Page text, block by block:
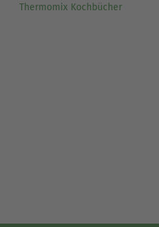
Thermomix Kochbücher